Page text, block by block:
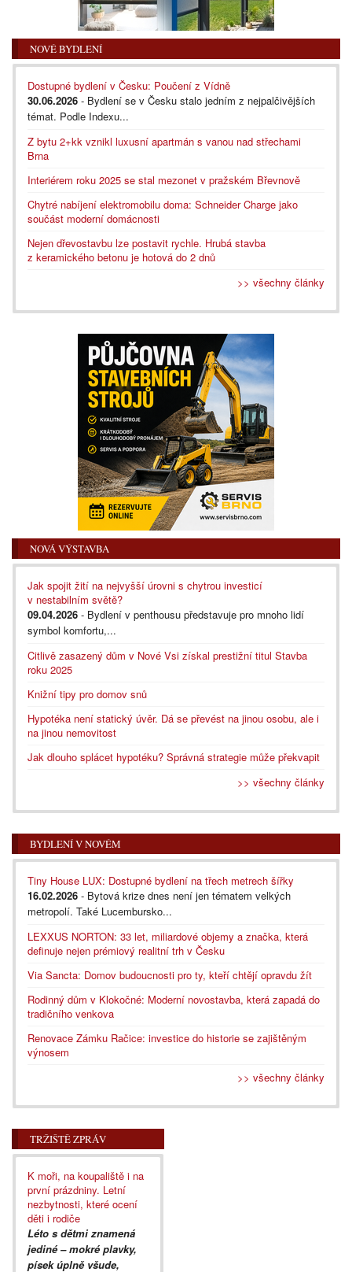
NOVÉ BYDLENÍ
Dostupné bydlení v Česku: Poučení z Vídně
30.06.2026 - Bydlení se v Česku stalo jedním z nejpalčivějších
témat. Podle Indexu...
Z bytu 2+kk vznikl luxusní apartmán s vanou nad střechami
Brna
Interiérem roku 2025 se stal mezonet v pražském Břevnově
Chytré nabíjení elektromobilu doma: Schneider Charge jako
součást moderní domácnosti
Nejen dřevostavbu lze postavit rychle. Hrubá stavba
z keramického betonu je hotová do 2 dnů
>> všechny články
NOVÁ VÝSTAVBA
Jak spojit žití na nejvyšší úrovni s chytrou investicí
v nestabilním světě?
09.04.2026 - Bydlení v penthousu představuje pro mnoho lidí
symbol komfortu,...
Citlivě zasazený dům v Nové Vsi získal prestižní titul Stavba
roku 2025
Knižní tipy pro domov snů
Hypotéka není statický úvěr. Dá se převést na jinou osobu, ale i
na jinou nemovitost
Jak dlouho splácet hypotéku? Správná strategie může překvapit
>> všechny články
BYDLENÍ V NOVÉM
Tiny House LUX: Dostupné bydlení na třech metrech šířky
16.02.2026 - Bytová krize dnes není jen tématem velkých
metropolí. Také Lucembursko...
LEXXUS NORTON: 33 let, miliardové objemy a značka, která
definuje nejen prémiový realitní trh v Česku
Via Sancta: Domov budoucnosti pro ty, kteří chtějí opravdu žít
Rodinný dům v Klokočné: Moderní novostavba, která zapadá do
tradičního venkova
Renovace Zámku Račice: investice do historie se zajištěným
výnosem
>> všechny články
TRŽIŠTĚ ZPRÁV
K moři, na koupaliště i na
první prázdniny. Letní
nezbytnosti, které ocení
děti i rodiče
Léto s dětmi znamená
jediné – mokré plavky,
písek úplně všude,